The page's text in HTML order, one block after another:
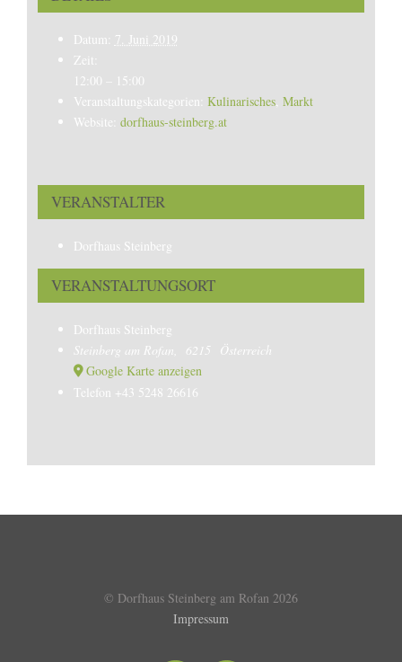
Datum: 7. Juni 2019
Zeit:
12:00 – 15:00
Veranstaltungskategorien: Kulinarisches, Markt
Website: dorfhaus-steinberg.at
VERANSTALTUNGSORT
Dorfhaus Steinberg
Steinberg am Rofan
6215
Österreich
Google Karte anzeigen
Telefon +43 5248 26616
VERANSTALTER
Dorfhaus Steinberg
© Dorfhaus Steinberg am Rofan 2026
Impressum